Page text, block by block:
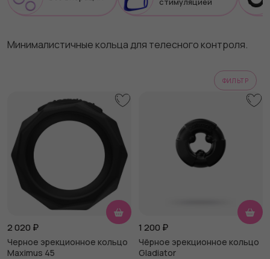
Минималистичные кольца для телесного контроля.
ФИЛЬТР
2 020 ₽
Черное эрекционное кольцо
Maximus 45
1 200 ₽
Чёрное эрекционное кольцо
Gladiator